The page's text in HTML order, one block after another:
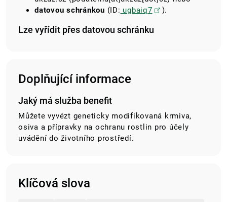
datovou schránkou (ID: ugbaiq7 ).
Lze vyřídit přes datovou schránku
Doplňující informace
Jaký má služba benefit
Můžete vyvézt geneticky modifikovaná krmiva,
osiva a přípravky na ochranu rostlin pro účely
uvádění do životního prostředí.
Klíčová slova